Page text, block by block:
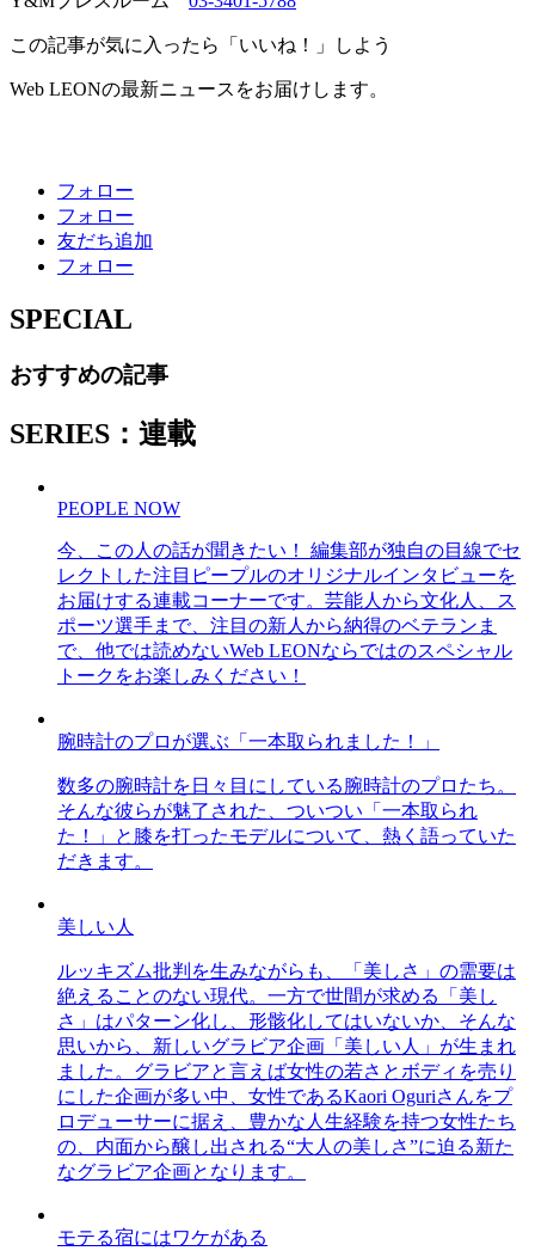
この記事が気に入ったら「いいね！」しよう
Web LEONの最新ニュースをお届けします。
フォロー
フォロー
友だち追加
フォロー
SPECIAL
おすすめの記事
SERIES：連載
PEOPLE NOW
今、この人の話が聞きたい！ 編集部が独自の目線でセ
レクトした注目ピープルのオリジナルインタビューを
お届けする連載コーナーです。芸能人から文化人、ス
ポーツ選手まで、注目の新人から納得のベテランま
で、他では読めないWeb LEONならではのスペシャル
トークをお楽しみください！
腕時計のプロが選ぶ「一本取られました！」
数多の腕時計を日々目にしている腕時計のプロたち。
そんな彼らが魅了された、ついつい「一本取られ
た！」と膝を打ったモデルについて、熱く語っていた
だきます。
美しい人
ルッキズム批判を生みながらも、「美しさ」の需要は
絶えることのない現代。一方で世間が求める「美し
さ」はパターン化し、形骸化してはいないか、そんな
思いから、新しいグラビア企画「美しい人」が生まれ
ました。グラビアと言えば女性の若さとボディを売り
にした企画が多い中、女性であるKaori Oguriさんをプ
ロデューサーに据え、豊かな人生経験を持つ女性たち
の、内面から醸し出される“大人の美しさ”に迫る新た
なグラビア企画となります。
モテる宿にはワケがある